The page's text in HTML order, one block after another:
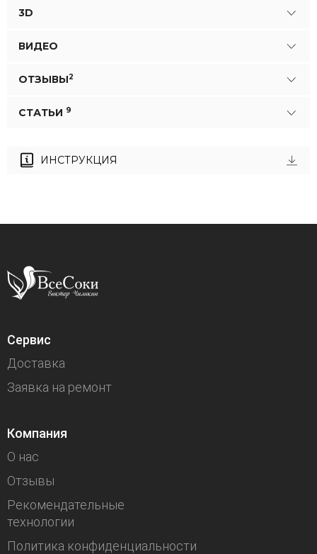
3D
ВИДЕО
ОТЗЫВЫ2
СТАТЬИ 9
ИНСТРУКЦИЯ
Сервис
Доставка
Заявка на ремонт
Компания
О нас
Отзывы
Рекомендательные
технологии
Политика конфиденциальности